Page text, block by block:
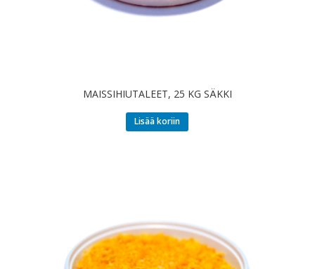
MAISSIHIUTALEET, 25 KG SÄKKI
Lisää koriin